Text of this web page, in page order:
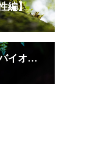
編】
名古屋基礎講座【バイオリズム編】